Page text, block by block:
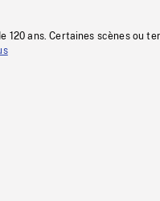
120 ans. Certaines scènes ou